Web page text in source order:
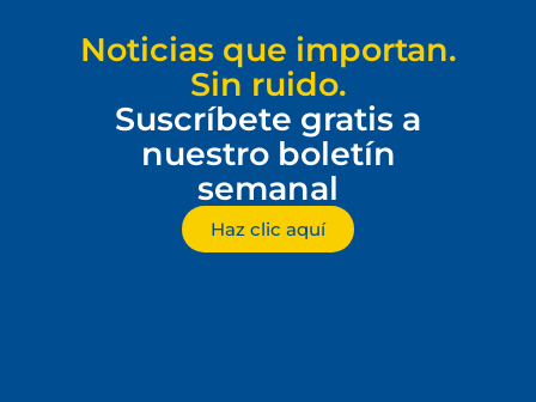
Noticias que importan.
Sin ruido.
Suscríbete gratis a
nuestro boletín
semanal
Haz clic aquí